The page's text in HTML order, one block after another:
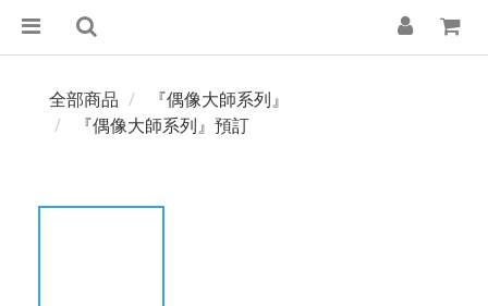
全部商品
『偶像大師系列』
『偶像大師系列』預訂